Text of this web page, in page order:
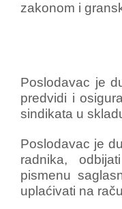
zakonom i
Poslodavac je
predvidi i
sindikata u
Poslodavac je
radnika,
pismenu
uplaćivati na